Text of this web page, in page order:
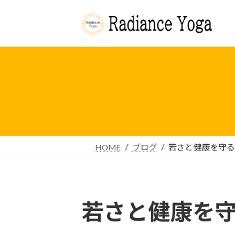
HOME ブログ 若さと健康を守
若さと健康を